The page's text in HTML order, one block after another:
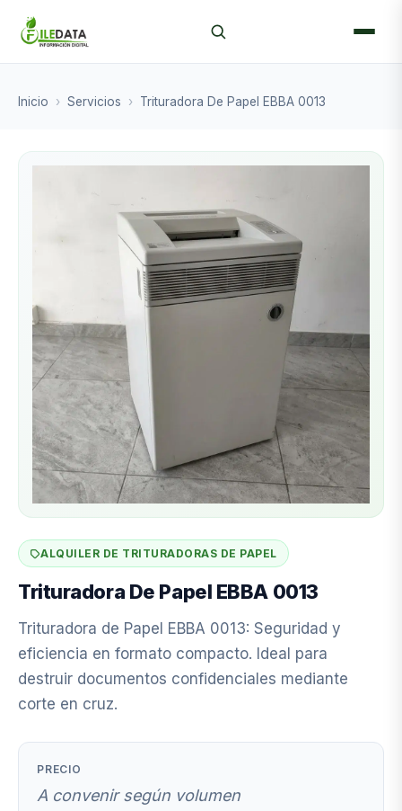
Inicio › Servicios › Trituradora De Papel EBBA 0013
ALQUILER DE TRITURADORAS DE PAPEL
Trituradora De Papel EBBA 0013
Trituradora de Papel EBBA 0013: Seguridad y
eficiencia en formato compacto. Ideal para
destruir documentos confidenciales mediante
corte en cruz.
PRECIO
A convenir según volumen